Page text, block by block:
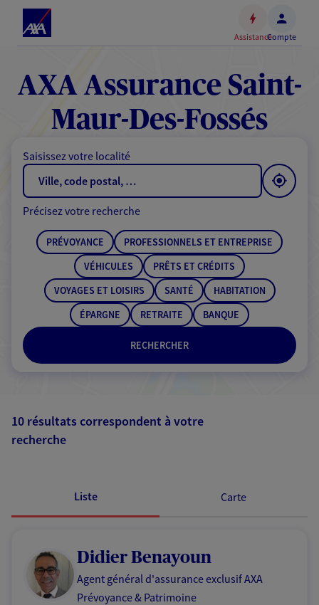
Accéder
contenu
principal
Accéder
au
de
AssistanceCompte
AXA Assurance Saint-
Maur-Des-Fossés
Saisissez votre localité
RECHERCHER
Précisez votre recherche
PRÉVOYANCE
PROFESSIONNELS ET ENTREPRISE
VÉHICULES
PRÊTS ET CRÉDITS
VOYAGES ET LOISIRS
SANTÉ
HABITATION
ÉPARGNE
RETRAITE BANQUE
10 résultats correspondent à votre
recherche
Liste Carte
Didier Benayoun
Agent général d'assurance exclusif AXA
Prévoyance & Patrimoine